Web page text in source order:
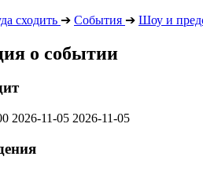
сходить ➔ События ➔ Шоу и
о событии
2026-11-05 2026-11-05